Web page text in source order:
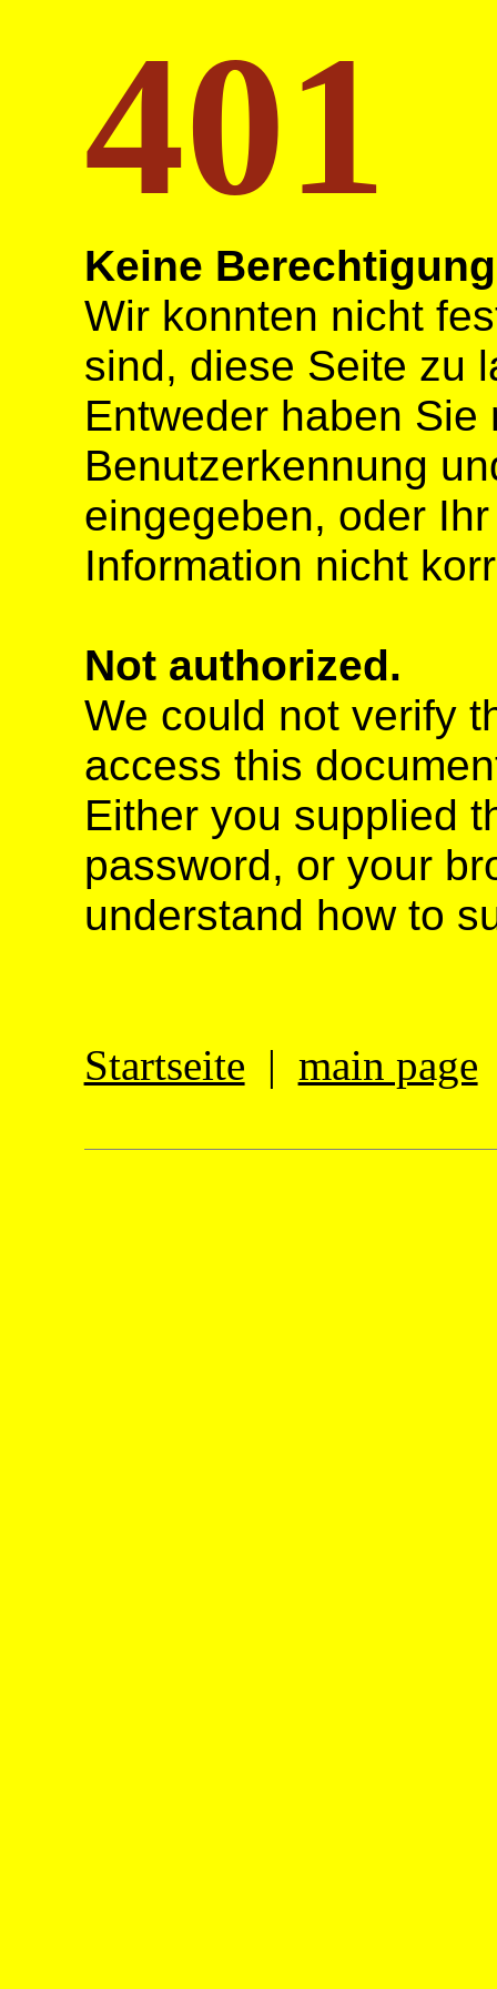
401
Keine
Wir konnten nicht
sind, diese Seite zu
Entweder haben
Benutzerkennung
eingegeben, oder
Information nicht
Not authorized.
We could not verify
access this
Either you supplied
password, or your
understand how to
Startseite | main page